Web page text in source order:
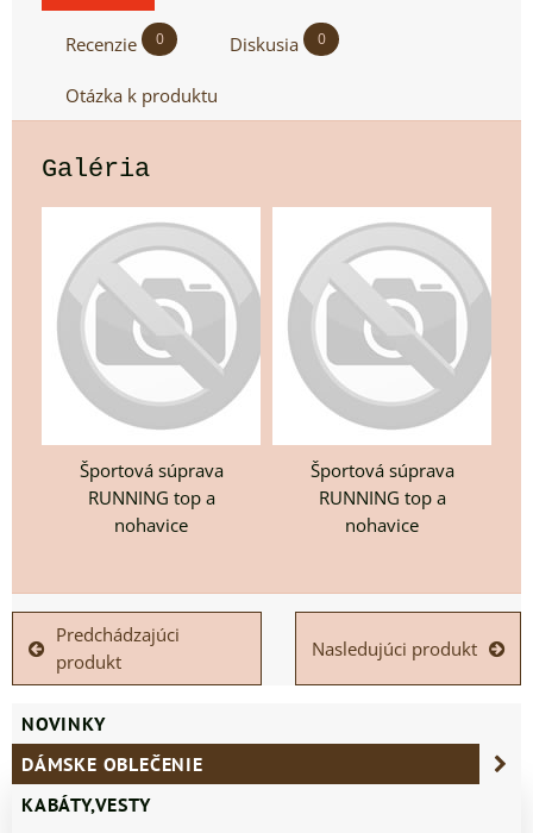
Recenzie 0 Diskusia 0
Otázka k produktu
Galéria
Športová súprava
RUNNING top a
nohavice
Športová súprava
RUNNING top a
nohavice
Predchádzajúci
produkt
Nasledujúci produkt
NOVINKY
DÁMSKE OBLEČENIE
KABÁTY,VESTY